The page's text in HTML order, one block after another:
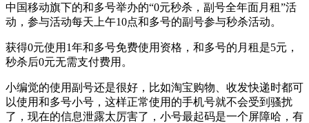
中国移动旗下的和多号举办的“0元秒杀，副号全年面月租”活
动，参与活动每天上午10点和多号的副号参与秒杀活动。
获得0元使用1年和多号免费使用资格，和多号的月租是5元，
秒杀后0元无需支付费用。
小编觉的使用副号还是很好，比如淘宝购物、收发快递时都可
以使用和多号小号，这样正常使用的手机号就不会受到骚扰
了，现在的信息泄露太厉害了，小号最起码是一个屏障哈，有